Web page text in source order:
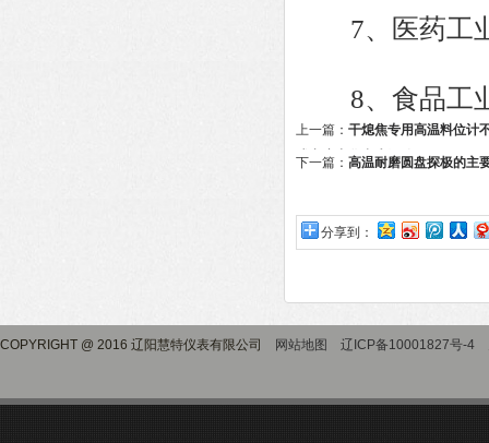
7、医药工业
8、食品工业
上一篇： 干熄焦专用高温料位计
或密度变化产生漂移
下一篇： 高温耐磨圆盘探极的主
分享到：
COPYRIGHT @ 2016 辽阳慧特仪表有限公司 网站地图 辽ICP备10001827号-4